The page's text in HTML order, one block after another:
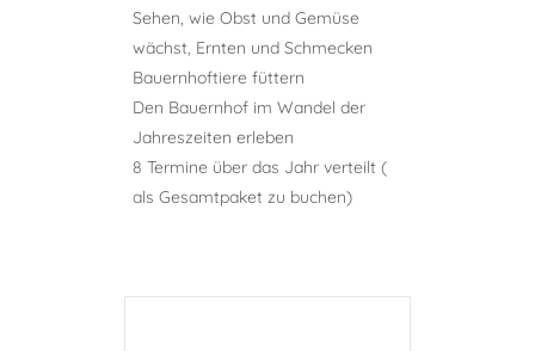
Sehen, wie Obst und Gemüse
wächst, Ernten und Schmecken
Bauernhoftiere füttern
Den Bauernhof im Wandel der
Jahreszeiten erleben
8 Termine über das Jahr verteilt (
als Gesamtpaket zu buchen)